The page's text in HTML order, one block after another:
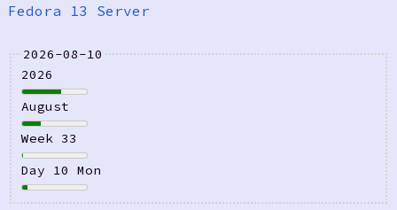
2026-08-10
2026
August
Week 33
Day 10 Mon
Fedora 13 Server